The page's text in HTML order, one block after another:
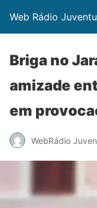
Web Rádio
Briga no
amizade
em
WebRádio